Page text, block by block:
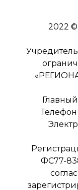
2022
ФС77-